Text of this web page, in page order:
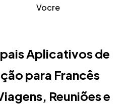
Vocre
Aplicativos de
para Francês
Reuniões e